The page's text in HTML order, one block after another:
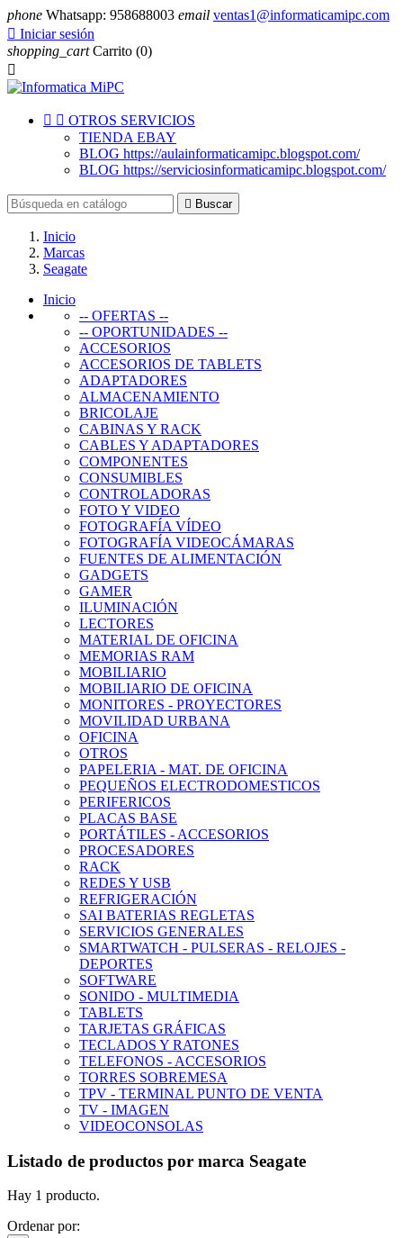
phone Whatsapp: 958688003 email ventas1@informaticamipc.com
 Iniciar sesión
shopping_cart Carrito (0)

  OTROS SERVICIOS
TIENDA EBAY
BLOG https://aulainformaticamipc.blogspot.com/
BLOG https://serviciosinformaticamipc.blogspot.com/
 Buscar
Inicio
Marcas
Seagate
Inicio
-- OFERTAS --
-- OPORTUNIDADES --
ACCESORIOS
ACCESORIOS DE TABLETS
ADAPTADORES
ALMACENAMIENTO
BRICOLAJE
CABINAS Y RACK
CABLES Y ADAPTADORES
COMPONENTES
CONSUMIBLES
CONTROLADORAS
FOTO Y VIDEO
FOTOGRAFÍA VÍDEO
FOTOGRAFÍA VIDEOCÁMARAS
FUENTES DE ALIMENTACIÓN
GADGETS
GAMER
ILUMINACIÓN
LECTORES
MATERIAL DE OFICINA
MEMORIAS RAM
MOBILIARIO
MOBILIARIO DE OFICINA
MONITORES - PROYECTORES
MOVILIDAD URBANA
OFICINA
OTROS
PAPELERIA - MAT. DE OFICINA
PEQUEÑOS ELECTRODOMESTICOS
PERIFERICOS
PLACAS BASE
PORTÁTILES - ACCESORIOS
PROCESADORES
RACK
REDES Y USB
REFRIGERACIÓN
SAI BATERIAS REGLETAS
SERVICIOS GENERALES
SMARTWATCH - PULSERAS - RELOJES -
DEPORTES
SOFTWARE
SONIDO - MULTIMEDIA
TABLETS
TARJETAS GRÁFICAS
TECLADOS Y RATONES
TELEFONOS - ACCESORIOS
TORRES SOBREMESA
TPV - TERMINAL PUNTO DE VENTA
TV - IMAGEN
VIDEOCONSOLAS
Listado de productos por marca Seagate
Hay 1 producto.
Ordenar por: